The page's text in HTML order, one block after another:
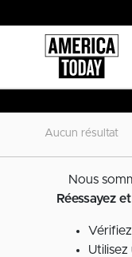
Aucun résultat
Nous
Réessayez